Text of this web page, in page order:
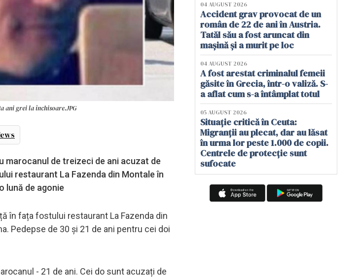
ani grei la închisoare.JPG
marocanul de treizeci de ani acuzat de
restaurant La Fazenda din Montale în
lună de agonie
în fața fostului restaurant La Fazenda din
Pedepse de 30 și 21 de ani pentru cei doi
- 21 de ani. Cei do sunt acuzați de
04 AUGUST 2026
Accident grav provocat de un
român de 22 de ani în Austria.
Tatăl său a fost aruncat din
mașină și a murit pe loc
04 AUGUST 2026
A fost arestat criminalul femeii
găsite în Grecia, într-o valiză. S-
a aflat cum s-a întâmplat totul
05 AUGUST 2026
Situație critică în Ceuta:
Migranții au plecat, dar au lăsat
în urma lor peste 1.000 de copii.
Centrele de protecție sunt
sufocate